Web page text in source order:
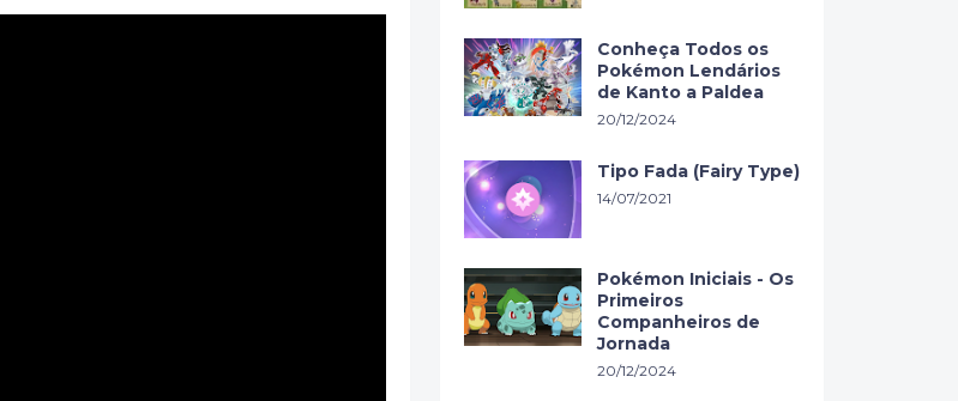
Conheça Todos os
Pokémon Lendários
de Kanto a Paldea
20/12/2024
Tipo Fada (Fairy Type)
14/07/2021
Pokémon Iniciais - Os
Primeiros
Companheiros de
Jornada
20/12/2024